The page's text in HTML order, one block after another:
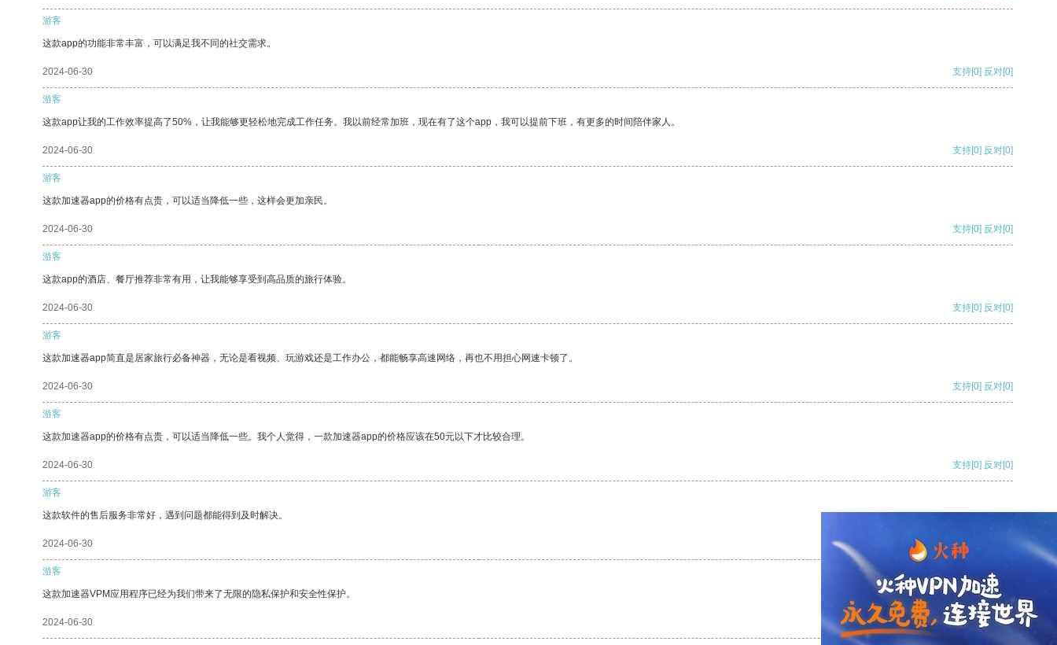
游客
这款app的功能非常丰富，可以满足我不同的社交需求。
2024-06-30 支持[0] 反对[0]
游客
这款app让我的工作效率提高了50%，让我能够更轻松地完成工作任务。我以前经常加班，现在有了这个app，我可以提前下班，有更多的时间陪伴家人。
2024-06-30 支持[0] 反对[0]
游客
这款加速器app的价格有点贵，可以适当降低一些，这样会更加亲民。
2024-06-30 支持[0] 反对[0]
游客
这款app的酒店、餐厅推荐非常有用，让我能够享受到高品质的旅行体验。
2024-06-30 支持[0] 反对[0]
游客
这款加速器app简直是居家旅行必备神器，无论是看视频、玩游戏还是工作办公，都能畅享高速网络，再也不用担心网速卡顿了。
2024-06-30 支持[0] 反对[0]
游客
这款加速器app的价格有点贵，可以适当降低一些。我个人觉得，一款加速器app的价格应该在50元以下才比较合理。
2024-06-30 支持[0] 反对[0]
游客
这款软件的售后服务非常好，遇到问题都能得到及时解决。
2024-06-30 支持
游客
这款加速器VPM应用程序已经为我们带来了无限的隐私保护和安全性保护。
2024-06-30 支持[0] 反对[0]